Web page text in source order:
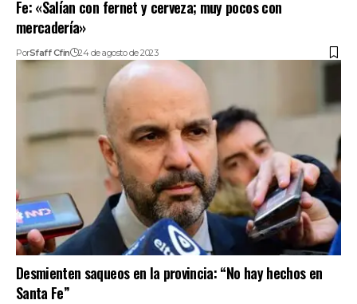
Fe: «Salían con fernet y cerveza; muy pocos con
mercadería»
PorSfaff Cfin 24 de agosto de 2023
Desmienten saqueos en la provincia: “No hay hechos en
Santa Fe”